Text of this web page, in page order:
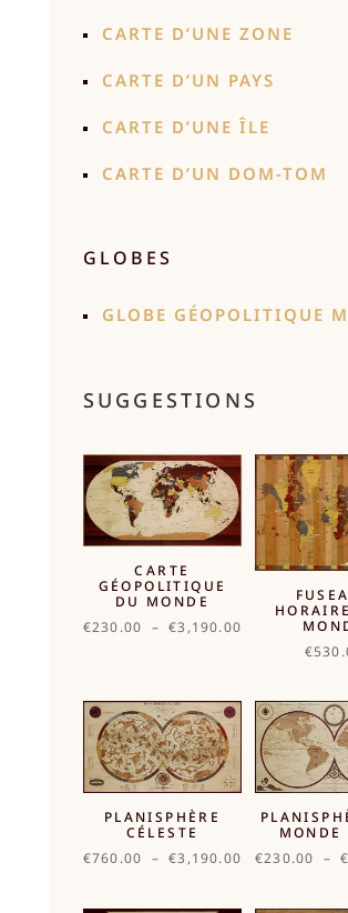
CARTE D’UNE ZONE
CARTE D’UN PAYS
CARTE D’UNE ÎLE
CARTE D’UN DOM-TOM
GLOBES
GLOBE GÉOPOLITIQUE
SUGGESTIONS
CARTE
GÉOPOLITIQUE
DU MONDE
€230.00 – €3,190.00
€3,190.00
€
PLANISPHÈRE
CÉLESTE
€760.00 – €3,190.00 Plage
MONDE
€230.00 – €